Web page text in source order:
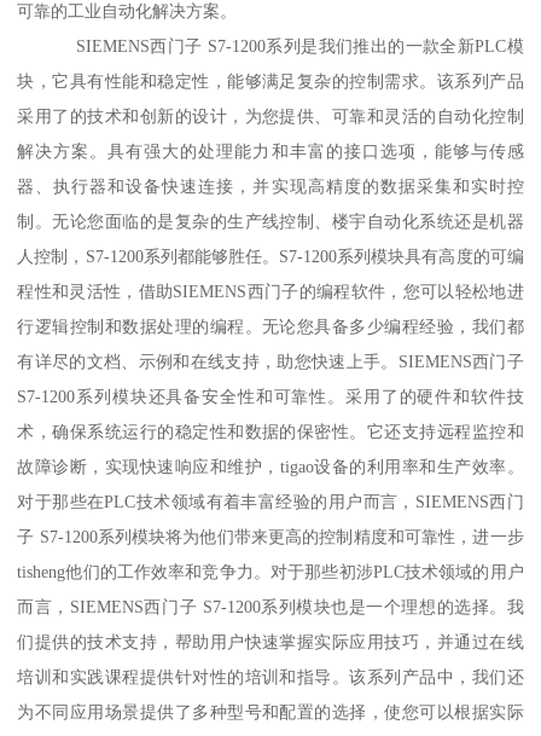
可靠的工业自动化解决方案。
SIEMENS西门子 S7-1200系列是我们推出的一款全新PLC模
块，它具有性能和稳定性，能够满足复杂的控制需求。该系列产品
采用了的技术和创新的设计，为您提供、可靠和灵活的自动化控制
解决方案。具有强大的处理能力和丰富的接口选项，能够与传感
器、执行器和设备快速连接，并实现高精度的数据采集和实时控
制。无论您面临的是复杂的生产线控制、楼宇自动化系统还是机器
人控制，S7-1200系列都能够胜任。S7-1200系列模块具有高度的可编
程性和灵活性，借助SIEMENS西门子的编程软件，您可以轻松地进
行逻辑控制和数据处理的编程。无论您具备多少编程经验，我们都
有详尽的文档、示例和在线支持，助您快速上手。SIEMENS西门子
S7-1200系列模块还具备安全性和可靠性。采用了的硬件和软件技
术，确保系统运行的稳定性和数据的保密性。它还支持远程监控和
故障诊断，实现快速响应和维护，tigao设备的利用率和生产效率。
对于那些在PLC技术领域有着丰富经验的用户而言，SIEMENS西门
子 S7-1200系列模块将为他们带来更高的控制精度和可靠性，进一步
tisheng他们的工作效率和竞争力。对于那些初涉PLC技术领域的用户
而言，SIEMENS西门子 S7-1200系列模块也是一个理想的选择。我
们提供的技术支持，帮助用户快速掌握实际应用技巧，并通过在线
培训和实践课程提供针对性的培训和指导。该系列产品中，我们还
为不同应用场景提供了多种型号和配置的选择，使您可以根据实际